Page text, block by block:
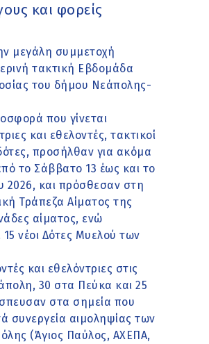
και φορείς
μεγάλη συμμετοχή
τακτική Εβδομάδα
του δήμου Νεάπολης-
που γίνεται
και εθελοντές, τακτικοί
προσήλθαν για ακόμα
το Σάββατο 13 έως και το
2026, και πρόσθεσαν στη
Τράπεζα Αίματος της
αίματος, ενώ
νέοι Δότες Μυελού των
και εθελόντριες στις
30 στα Πεύκα και 25
στα σημεία που
συνεργεία αιμοληψίας των
(Άγιος Παύλος, ΑΧΕΠΑ,